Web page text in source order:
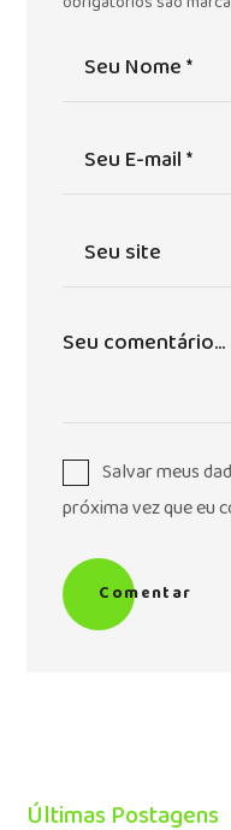
Salvar meus
próxima vez que eu
Comentar
Últimas Postagens